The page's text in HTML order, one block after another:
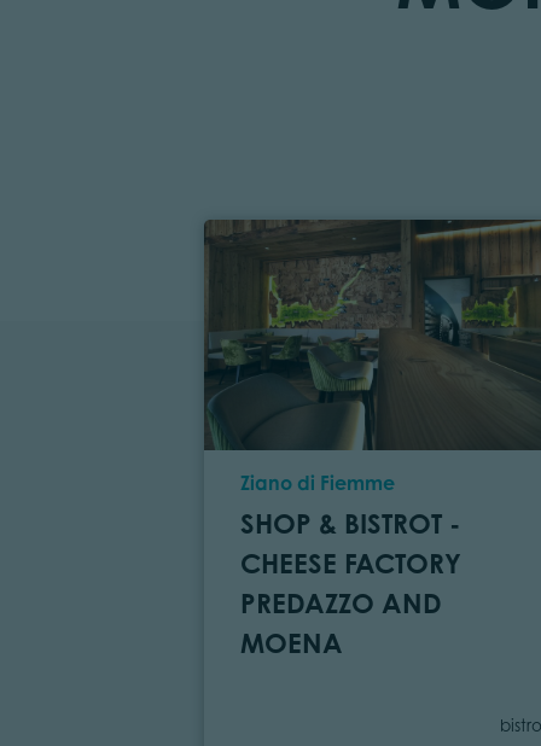
Location
Ziano di Fiemme
SHOP & BISTROT -
CHEESE FACTORY
PREDAZZO AND
MOENA